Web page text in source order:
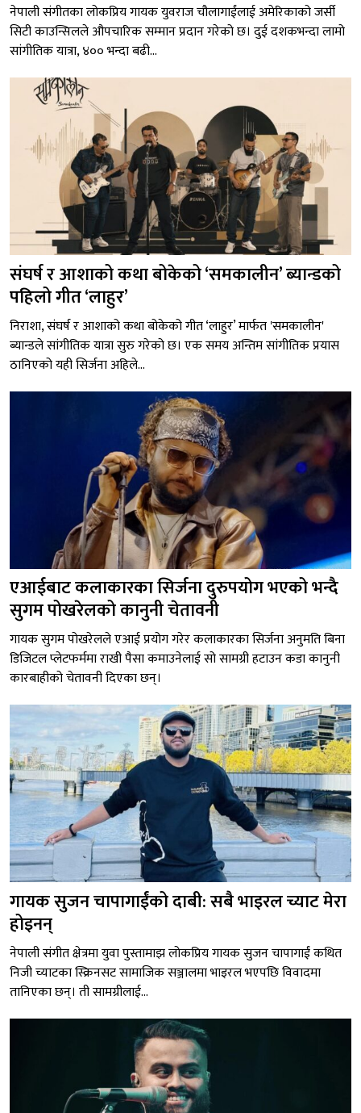
नेपाली संगीतका लोकप्रिय गायक युवराज चौलागाईंलाई अमेरिकाको जर्सी
सिटी काउन्सिलले औपचारिक सम्मान प्रदान गरेको छ। दुई दशकभन्दा लामो
सांगीतिक यात्रा, ४०० भन्दा बढी...
संघर्ष र आशाको कथा बोकेको ‘समकालीन’ ब्यान्डको
पहिलो गीत ‘लाहुर’
निराशा, संघर्ष र आशाको कथा बोकेको गीत ‘लाहुर’ मार्फत 'समकालीन'
ब्यान्डले सांगीतिक यात्रा सुरु गरेको छ। एक समय अन्तिम सांगीतिक प्रयास
ठानिएको यही सिर्जना अहिले...
एआईबाट कलाकारका सिर्जना दुरुपयोग भएको भन्दै
सुगम पोखरेलको कानुनी चेतावनी
गायक सुगम पोखरेलले एआई प्रयोग गरेर कलाकारका सिर्जना अनुमति बिना
डिजिटल प्लेटफर्ममा राखी पैसा कमाउनेलाई सो सामग्री हटाउन कडा कानुनी
कारबाहीको चेतावनी दिएका छन्।
गायक सुजन चापागाईंको दाबी: सबै भाइरल च्याट मेरा
होइनन्
नेपाली संगीत क्षेत्रमा युवा पुस्तामाझ लोकप्रिय गायक सुजन चापागाईं कथित
निजी च्याटका स्क्रिनसट सामाजिक सञ्जालमा भाइरल भएपछि विवादमा
तानिएका छन्। ती सामग्रीलाई...